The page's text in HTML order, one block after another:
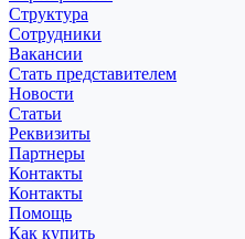
Структура
Сотрудники
Вакансии
Стать представителем
Новости
Статьи
Реквизиты
Партнеры
Контакты
Контакты
Помощь
Как купить